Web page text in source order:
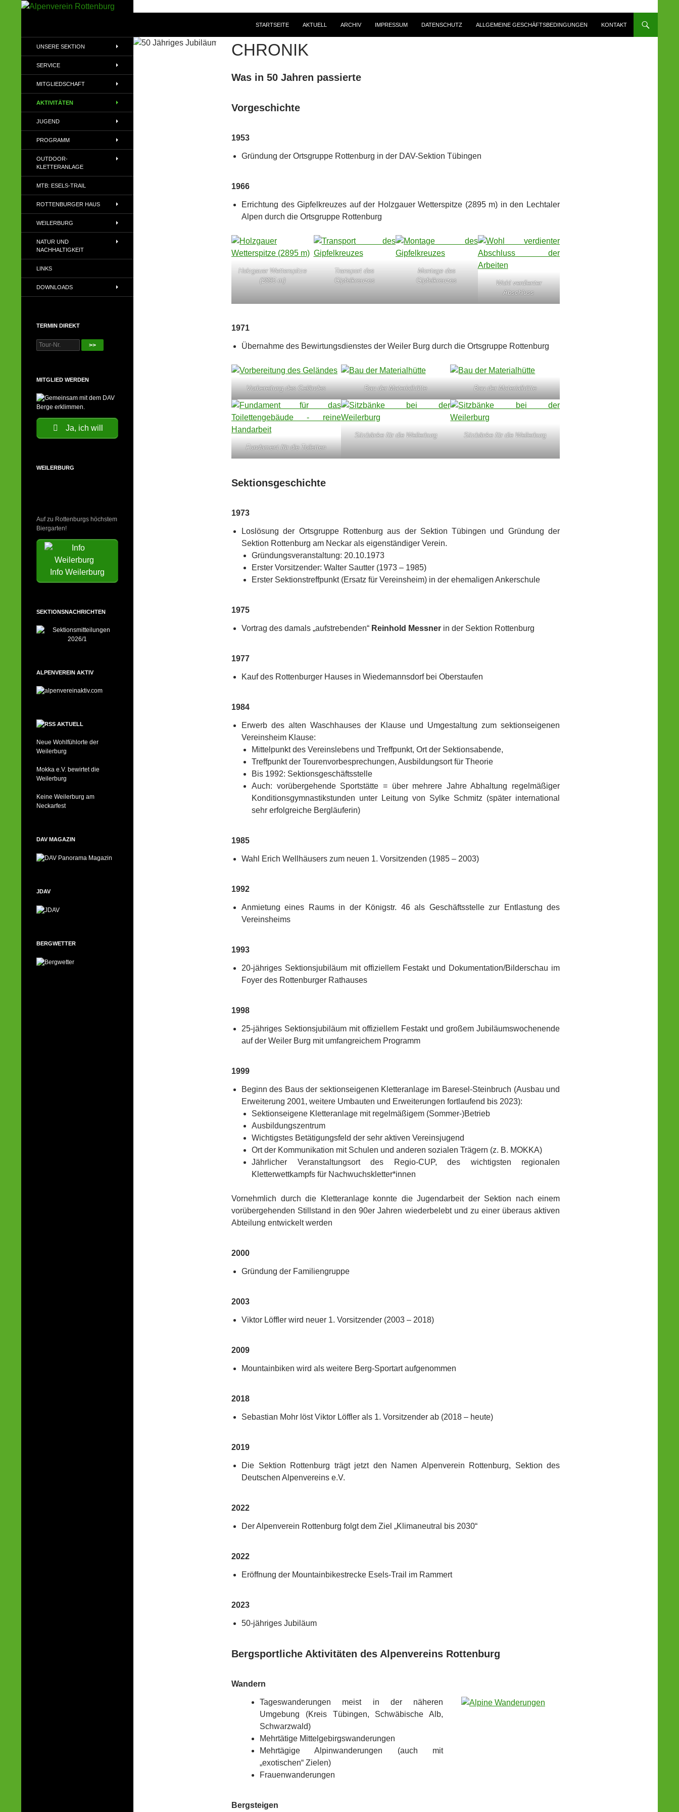
STARTSEITE AKTUELL ARCHIV IMPRESSUM DATENSCHUTZ ALLGEMEINE GESCHÄFTSBEDINGUNGEN KONTAKT
CHRONIK
Was in 50 Jahren passierte
Vorgeschichte
1953
Gründung der Ortsgruppe Rottenburg in der DAV-Sektion Tübingen
1966
Errichtung des Gipfelkreuzes auf der Holzgauer Wetterspitze (2895 m) in den Lechtaler
Alpen durch die Ortsgruppe Rottenburg
Holzgauer Wetterspitze
(2895 m)
Transport des
Gipfelkreuzes
Montage des
Gipfelkreuzes
Wohl verdienter
Abschluss
1971
Übernahme des Bewirtungsdienstes der Weiler Burg durch die Ortsgruppe Rottenburg
Vorbereitung des Geländes Bau der Materialhütte Bau der Materialhütte
Fundament für die Toiletten
Sitzbänke für die Weilerburg Sitzbänke für die Weilerburg
Sektionsgeschichte
1973
Loslösung der Ortsgruppe Rottenburg aus der Sektion Tübingen und Gründung der
Sektion Rottenburg am Neckar als eigenständiger Verein.
Gründungsveranstaltung: 20.10.1973
Erster Vorsitzender: Walter Sautter (1973 – 1985)
Erster Sektionstreffpunkt (Ersatz für Vereinsheim) in der ehemaligen Ankerschule
1975
Vortrag des damals „aufstrebenden“ Reinhold Messner in der Sektion Rottenburg
1977
Kauf des Rottenburger Hauses in Wiedemannsdorf bei Oberstaufen
1984
Erwerb des alten Waschhauses der Klause und Umgestaltung zum sektionseigenen
Vereinsheim Klause:
Mittelpunkt des Vereinslebens und Treffpunkt, Ort der Sektionsabende,
Treffpunkt der Tourenvorbesprechungen, Ausbildungsort für Theorie
Bis 1992: Sektionsgeschäftsstelle
Auch: vorübergehende Sportstätte = über mehrere Jahre Abhaltung regelmäßiger
Konditionsgymnastikstunden unter Leitung von Sylke Schmitz (später international
sehr erfolgreiche Bergläuferin)
1985
Wahl Erich Wellhäusers zum neuen 1. Vorsitzenden (1985 – 2003)
1992
Anmietung eines Raums in der Königstr. 46 als Geschäftsstelle zur Entlastung des
Vereinsheims
1993
20-jähriges Sektionsjubiläum mit offiziellem Festakt und Dokumentation/Bilderschau im
Foyer des Rottenburger Rathauses
1998
25-jähriges Sektionsjubiläum mit offiziellem Festakt und großem Jubiläumswochenende
auf der Weiler Burg mit umfangreichem Programm
1999
Beginn des Baus der sektionseigenen Kletteranlage im Baresel-Steinbruch (Ausbau und
Erweiterung 2001, weitere Umbauten und Erweiterungen fortlaufend bis 2023):
Sektionseigene Kletteranlage mit regelmäßigem (Sommer-)Betrieb
Ausbildungszentrum
Wichtigstes Betätigungsfeld der sehr aktiven Vereinsjugend
Ort der Kommunikation mit Schulen und anderen sozialen Trägern (z. B. MOKKA)
Jährlicher Veranstaltungsort des Regio-CUP, des wichtigsten regionalen
Kletterwettkampfs für Nachwuchskletter*innen
Vornehmlich durch die Kletteranlage konnte die Jugendarbeit der Sektion nach einem
vorübergehenden Stillstand in den 90er Jahren wiederbelebt und zu einer überaus aktiven
Abteilung entwickelt werden
2000
Gründung der Familiengruppe
2003
Viktor Löffler wird neuer 1. Vorsitzender (2003 – 2018)
2009
Mountainbiken wird als weitere Berg-Sportart aufgenommen
2018
Sebastian Mohr löst Viktor Löffler als 1. Vorsitzender ab (2018 – heute)
2019
Die Sektion Rottenburg trägt jetzt den Namen Alpenverein Rottenburg, Sektion des
Deutschen Alpenvereins e.V.
2022
Der Alpenverein Rottenburg folgt dem Ziel „Klimaneutral bis 2030“
2022
Eröffnung der Mountainbikestrecke Esels-Trail im Rammert
2023
50-jähriges Jubiläum
Bergsportliche Aktivitäten des Alpenvereins Rottenburg
Wandern
Tageswanderungen meist in der näheren
Umgebung (Kreis Tübingen, Schwäbische Alb,
Schwarzwald)
Mehrtätige Mittelgebirgswanderungen
Mehrtägige Alpinwanderungen (auch mit
„exotischen“ Zielen)
Frauenwanderungen
Bergsteigen
Alpenvereins (DAV) e.V
UNSERE SEKTION
SERVICE
MITGLIEDSCHAFT
AKTIVITÄTEN
JUGEND
PROGRAMM
OUTDOOR-
KLETTERANLAGE
MTB: ESELS-TRAIL
ROTTENBURGER HAUS
WEILERBURG
NATUR UND
NACHHALTIGKEIT
LINKS
DOWNLOADS
TERMIN DIREKT
>>
MITGLIED WERDEN
Ja, ich will
WEILERBURG
Auf zu Rottenburgs höchstem
Biergarten!
Info Weilerburg
SEKTIONSNACHRICHTEN
ALPENVEREIN AKTIV
AKTUELL
Neue Wohlfühlorte der
Weilerburg
Mokka e.V. bewirtet die
Weilerburg
Keine Weilerburg am
Neckarfest
DAV MAGAZIN
JDAV
BERGWETTER